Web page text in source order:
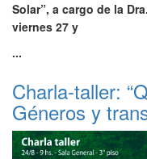
Solar”, a cargo de la
viernes 27 y
...
Charla-taller:
Géneros y